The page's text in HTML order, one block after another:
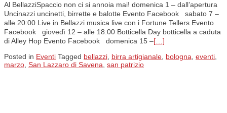
Al BellazziSpaccio non ci si annoia mai! domenica 1 – dall’apertura
Uncinazzi uncinetti, birrette e balotte Evento Facebook sabato 7 –
alle 20:00 Live in Bellazzi musica live con i Fortune Tellers Evento
Facebook giovedì 12 – alle 18:00 Botticella Day botticella a caduta
di Alley Hop Evento Facebook domenica 15 –[…]
Posted in Eventi Tagged bellazzi, birra artigianale, bologna, eventi,
marzo, San Lazzaro di Savena, san patrizio